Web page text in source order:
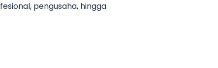
pengusaha, hingga